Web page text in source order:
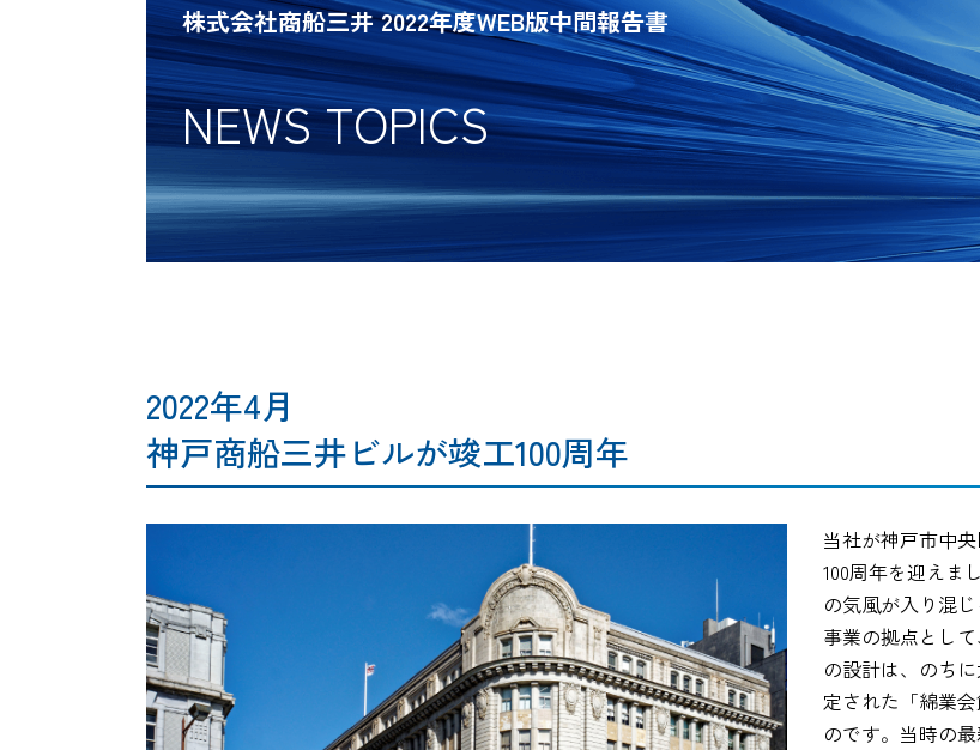
株式会社商船三井 2022年度WEB版中間報告書
NEWS TOPICS
2022年4月
神戸商船三井ビルが竣工100周年
当社が神戸市中
100周年を迎えま
の気風が入り混
事業の拠点とし
の設計は、のち
定された「綿業
のです。当時の